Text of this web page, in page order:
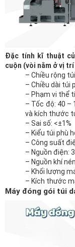
Đặc tính kĩ thuật
cuộn (vòi nằm ở vị
– Chiều rộng
– Chiều dài túi
– Phạm vi thể
– Tốc độ: 40
và kích thước
– Sai số: <±1%
– Kiểu túi phù
– Công suất
– Nguồn điện:
– Nguồn khí
– Khối lượng
– Kích thước
Máy đóng gói túi